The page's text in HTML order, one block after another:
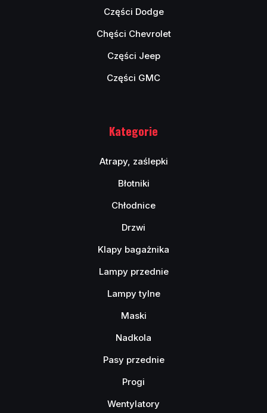
Części Dodge
Chęści Chevrolet
Części Jeep
Części GMC
Kategorie
Atrapy, zaślepki
Błotniki
Chłodnice
Drzwi
Klapy bagażnika
Lampy przednie
Lampy tylne
Maski
Nadkola
Pasy przednie
Progi
Wentylatory